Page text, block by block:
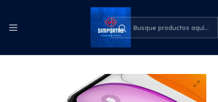
Despachos express a todo el país
Inicio
Adaptador Usb A Tipo C Multifuncional Para iPhone Y
Android